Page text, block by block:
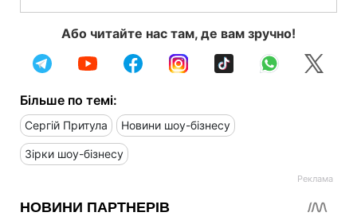
Або читайте нас там, де вам зручно!
Більше по темі:
Сергій Притула Новини шоу-бізнесу
Зірки шоу-бізнесу